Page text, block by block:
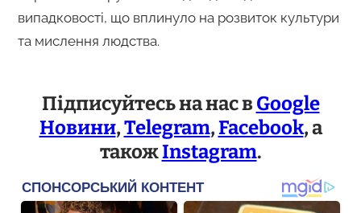
випадковості, що вплинуло на розвиток культури
та мислення людства.
Підписуйтесь на нас вGoogle
Новини,Telegram,Facebook, а
такожInstagram.